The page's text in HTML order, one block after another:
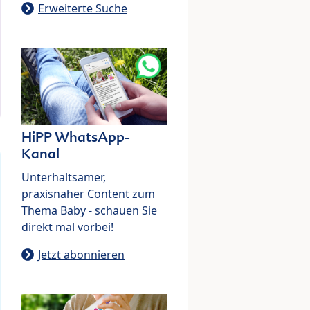
Erweiterte Suche
HiPP WhatsApp-
Kanal
Unterhaltsamer,
praxisnaher Content zum
Thema Baby - schauen Sie
direkt mal vorbei!
Jetzt abonnieren